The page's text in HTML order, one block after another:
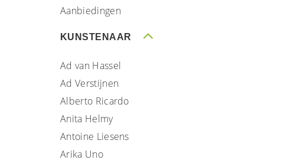
Aanbiedingen
KUNSTENAAR
Ad van Hassel
Ad Verstijnen
Alberto Ricardo
Anita Helmy
Antoine Liesens
Arika Uno